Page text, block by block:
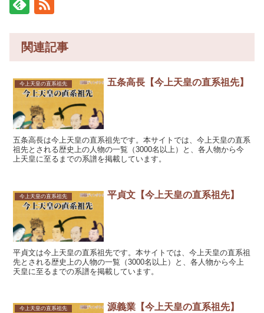
関連記事
今上天皇の直系祖先 五条高長【今上天皇の直系祖先】
五条高長は今上天皇の直系祖先です。本サイトでは、今上天皇の直系
祖先とされる歴史上の人物の一覧（3000名以上）と、各人物から今
上天皇に至るまでの系譜を掲載しています。
今上天皇の直系祖先 平貞文【今上天皇の直系祖先】
平貞文は今上天皇の直系祖先です。本サイトでは、今上天皇の直系祖
先とされる歴史上の人物の一覧（3000名以上）と、各人物から今上
天皇に至るまでの系譜を掲載しています。
今上天皇の直系祖先 源義業【今上天皇の直系祖先】